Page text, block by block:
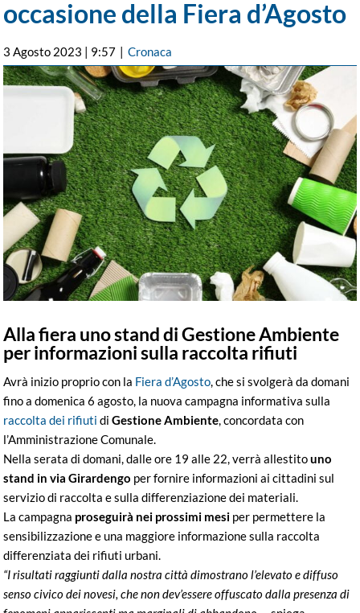
occasione della Fiera d’Agosto
3 Agosto 2023 | 9:57 | Cronaca
Ingrandisci
Alla fiera uno stand di Gestione Ambiente
per informazioni sulla raccolta rifiuti
Avrà inizio proprio con la Fiera d’Agosto, che si svolgerà da domani
fino a domenica 6 agosto, la nuova campagna informativa sulla
raccolta dei rifiuti diGestione Ambiente, concordata con
l’Amministrazione Comunale.
Nella serata di domani, dalle ore 19 alle 22, verrà allestitouno
stand in via Girardengo per fornire informazioni ai cittadini sul
servizio di raccolta e sulla differenziazione dei materiali.
La campagna proseguirà nei prossimi mesi per permettere la
sensibilizzazione e una maggiore informazione sulla raccolta
differenziata dei rifiuti urbani.
“I risultati raggiunti dalla nostra città dimostrano l’elevato e diffuso
senso civico dei novesi, che non dev’essere offuscato dalla presenza di